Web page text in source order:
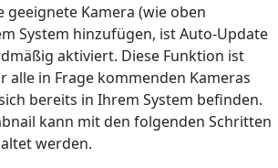
geeignete Kamera (wie oben
System hinzufügen, ist Auto-Update
aktiviert. Diese Funktion ist
alle in Frage kommenden Kameras
bereits in Ihrem System befinden.
kann mit den folgenden Schritten
werden.